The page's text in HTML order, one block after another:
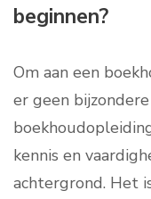
beginnen?
Om aan een
er geen
kennis en
achtergrond. Het